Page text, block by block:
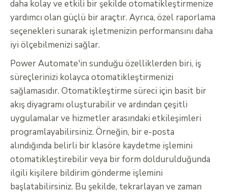
daha kolay ve etkili bir şekilde otomatikleştirmenize
yardımcı olan güçlü bir araçtır. Ayrıca, özel raporlama
seçenekleri sunarak işletmenizin performansını daha
iyi ölçebilmenizi sağlar.
Power Automate'in sunduğu özelliklerden biri, iş
süreçlerinizi kolayca otomatikleştirmenizi
sağlamasıdır. Otomatikleştirme süreci için basit bir
akış diyagramı oluşturabilir ve ardından çeşitli
uygulamalar ve hizmetler arasındaki etkileşimleri
programlayabilirsiniz. Örneğin, bir e-posta
alındığında belirli bir klasöre kaydetme işlemini
otomatikleştirebilir veya bir form doldurulduğunda
ilgili kişilere bildirim gönderme işlemini
başlatabilirsiniz. Bu şekilde, tekrarlayan ve zaman